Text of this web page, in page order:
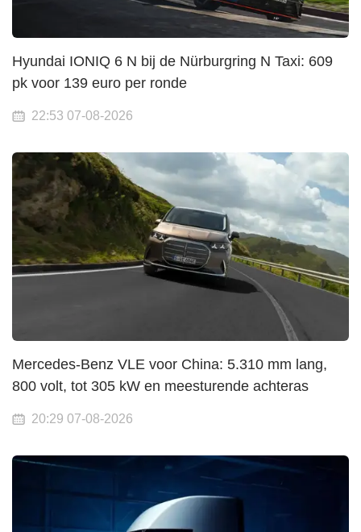
Hyundai IONIQ 6 N bij de Nürburgring N Taxi: 609
pk voor 139 euro per ronde
22:53 07-08-2026
Mercedes-Benz VLE voor China: 5.310 mm lang,
800 volt, tot 305 kW en meesturende achteras
20:29 07-08-2026